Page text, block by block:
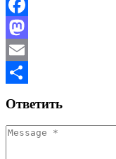
Facebook
Mastodon
Email
Ответить